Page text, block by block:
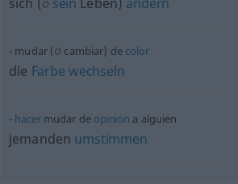
mudar (o cambiar) de color
die Farbe wechseln
hacermudar de opinión a alguien
jemanden umstimmen